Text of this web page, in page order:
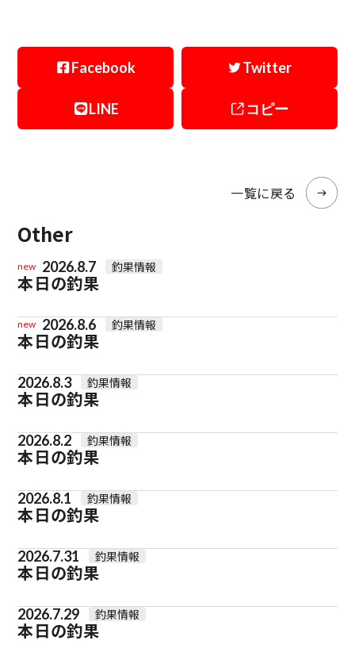
Facebook Twitter
LINE コピー
一覧に戻る
Other
new 2026.8.7 釣果情報
本日の釣果
new 2026.8.6 釣果情報
本日の釣果
2026.8.3 釣果情報
本日の釣果
2026.8.2 釣果情報
本日の釣果
2026.8.1 釣果情報
本日の釣果
2026.7.31 釣果情報
本日の釣果
2026.7.29 釣果情報
本日の釣果